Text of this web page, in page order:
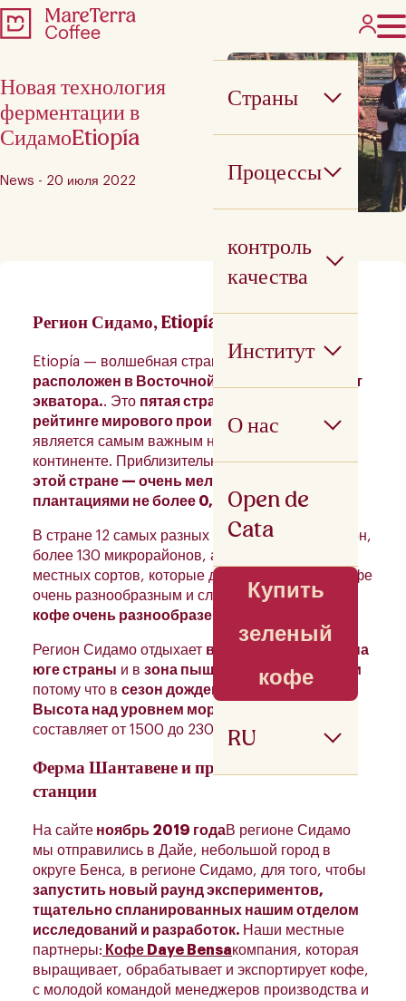
Страны
Процессы
контроль
качества
Институт
О нас
Open de
Cata
Купить
зеленый
кофе
RU
Новая технология
ферментации в
СидамоEtiopía
News - 20 июля 2022
Регион Сидамо, Etiopía
Etiopía — волшебная страна контрастов
расположен в Восточной Африке, к северу от
экватора.. Это пятая страна в текущем
рейтинге мирового производства кофе
и
является самым важным на всем африканском
континенте. Приблизительно85% фермеров в
этой стране — очень мелкие фермеры с
плантациями не более 0,1 га..
В стране 12 самых разных производственных зон,
более 130 микрорайонов, а также более 2 000
местных сортов, которые делают эфиопский кофе
очень разнообразным и сложным.Эфиопский
кофе очень разнообразен и сложен.
Регион Сидамо отдыхает в Рифтовой долине на
юге страны и в зона пышной растительности
потому что в сезон дождей обильные осадки
Высота над уровнем моря
составляет от 1500 до 2300 метров.
Ферма Шантавене и промывочные
станции
На сайте ноябрь 2019 годаВ регионе Сидамо
мы отправились в Дайе, небольшой город в
округе Бенса, в регионе Сидамо, для того, чтобы
запустить новый раунд экспериментов,
тщательно спланированных нашим отделом
исследований и разработок. Наши местные
партнеры: Кофе Daye Bensaкомпания, которая
выращивает, обрабатывает и экспортирует кофе,
с молодой командой менеджеров производства и